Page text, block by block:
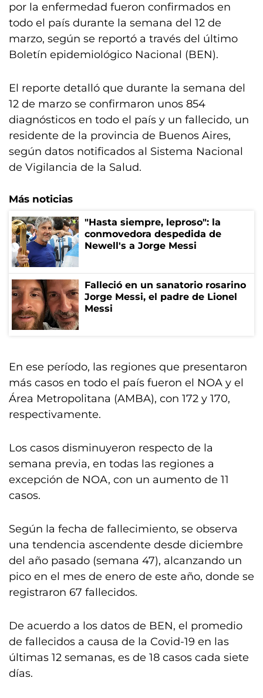
por la enfermedad fueron confirmados en
todo el país durante la semana del 12 de
marzo, según se reportó a través del último
Boletín epidemiológico Nacional (BEN).
El reporte detalló que durante la semana del
12 de marzo se confirmaron unos 854
diagnósticos en todo el país y un fallecido, un
residente de la provincia de Buenos Aires,
según datos notificados al Sistema Nacional
de Vigilancia de la Salud.
Más noticias
"Hasta siempre, leproso": la
conmovedora despedida de
Newell's a Jorge Messi
Falleció en un sanatorio rosarino
Jorge Messi, el padre de Lionel
Messi
En ese período, las regiones que presentaron
más casos en todo el país fueron el NOA y el
Área Metropolitana (AMBA), con 172 y 170,
respectivamente.
Los casos disminuyeron respecto de la
semana previa, en todas las regiones a
excepción de NOA, con un aumento de 11
casos.
Según la fecha de fallecimiento, se observa
una tendencia ascendente desde diciembre
del año pasado (semana 47), alcanzando un
pico en el mes de enero de este año, donde se
registraron 67 fallecidos.
De acuerdo a los datos de BEN, el promedio
de fallecidos a causa de la Covid-19 en las
últimas 12 semanas, es de 18 casos cada siete
días.